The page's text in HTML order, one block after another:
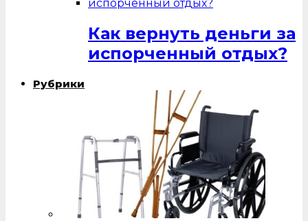
Как вернуть деньги за
испорченный отдых?
Рубрики